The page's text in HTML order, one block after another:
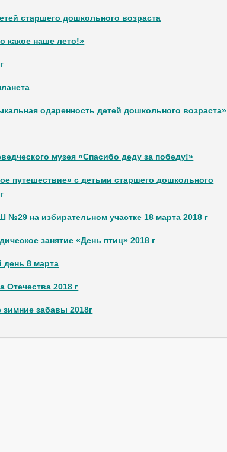
старшего дошкольного возраста
какое наше лето!»
одаренность детей дошкольного возраста»
музея «Спасибо деду за победу!»
путешествие» с детьми старшего дошкольного
на избирательном участке 18 марта 2018 г
занятие «День птиц» 2018 г
8 марта
Отечества 2018 г
забавы 2018г